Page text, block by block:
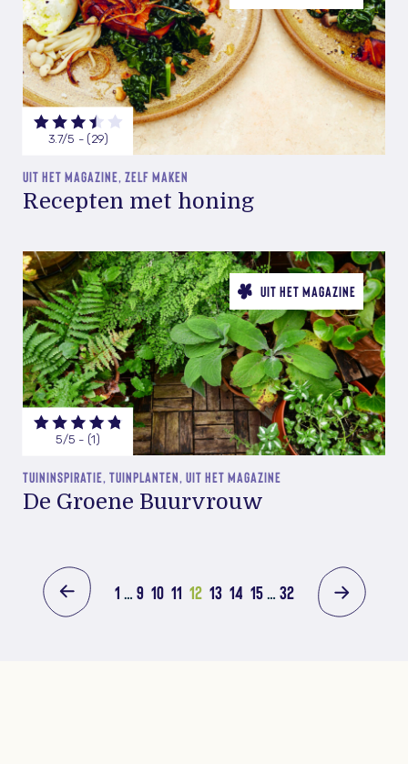
3.7/5 - (29)
UIT HET MAGAZINE, ZELF MAKEN
Recepten met honing
UIT HET MAGAZINE
5/5 - (1)
TUININSPIRATIE, TUINPLANTEN, UIT HET MAGAZINE
De Groene Buurvrouw
1 … 9 10 11 12 13 14 15… 32